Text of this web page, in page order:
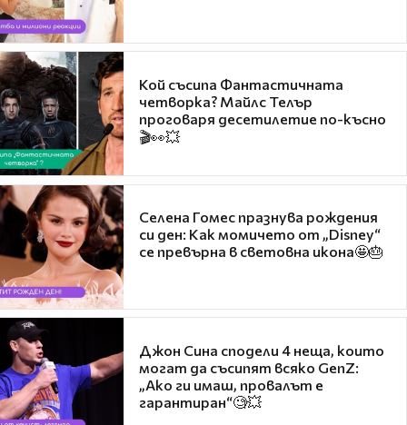
Кой съсипа Фантастичната
четворка? Майлс Телър
проговаря десетилетие по-късно
🎬👀💥
Селена Гомес празнува рождения
си ден: Как момичето от „Disney“
се превърна в световна икона🤩🎂
Джон Сина сподели 4 неща, които
могат да съсипят всяко GenZ:
„Ако ги имаш, провалът е
гарантиран“🧐💥